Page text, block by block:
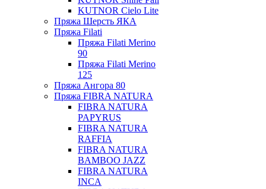
KUTNOR Cielo Lite
Пряжа Шерсть ЯКА
Пряжа Filati
Пряжа Filati Merino
90
Пряжа Filati Merino
125
Пряжа Ангора 80
Пряжа FIBRA NATURA
FIBRA NATURA
PAPYRUS
FIBRA NATURA
RAFFIA
FIBRA NATURA
BAMBOO JAZZ
FIBRA NATURA
INCA